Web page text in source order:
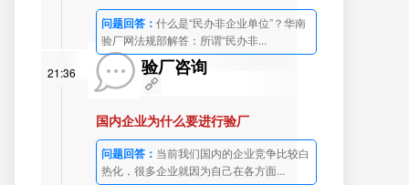
问题回答：什么是“民办非企业单位”？华南
验厂网法规部解答：所谓“民办非...
21:36 验厂咨询
国内企业为什么要进行验厂
问题回答： 当前我们国内的企业竞争比较白
热化，很多企业就因为自己在各方面...